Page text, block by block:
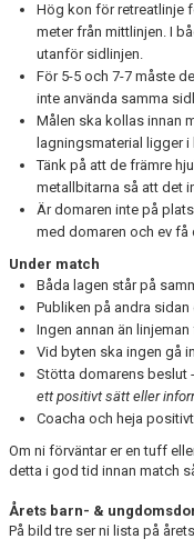
Hög kon för retreatlinje
meter från mittlinjen. I
utanför sidlinjen.
För 5-5 och 7-7 måste
inte använda samma
Målen ska kollas innan
lagningsmaterial ligger
Tänk på att de främre
metallbitarna så att det
Är domaren inte på
med domaren och ev få
Under match
Båda lagen står på
Publiken på andra sidan
Ingen annan än
Vid byten ska ingen gå
Stötta domarens beslut
ett positivt sätt eller
Coacha och heja
Om ni förväntar er en tuff
detta i god tid innan match
Årets barn- &
På bild tre ser ni lista på